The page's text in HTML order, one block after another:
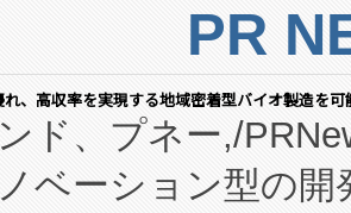
PR
、高収率を実現する地域密着型バイオ製造を
ド、プネー,/
ベーション型の